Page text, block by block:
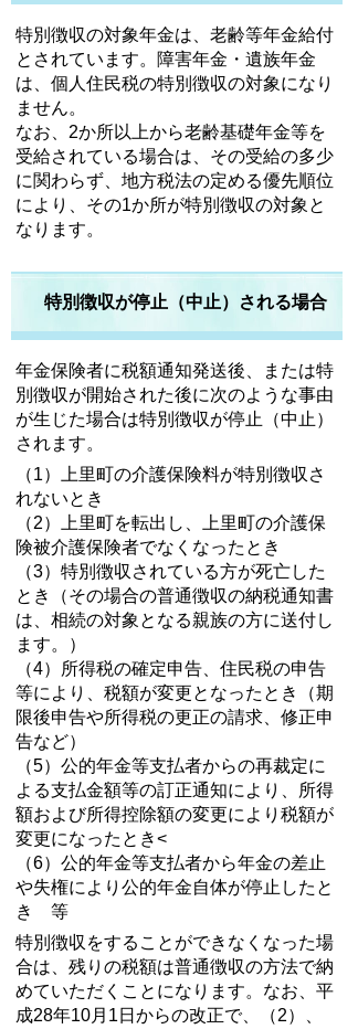
特別徴収の対象年金は、老齢等年金給付
とされています。障害年金・遺族年金
は、個人住民税の特別徴収の対象になり
ません。
なお、2か所以上から老齢基礎年金等を
受給されている場合は、その受給の多少
に関わらず、地方税法の定める優先順位
により、その1か所が特別徴収の対象と
なります。
特別徴収が停止（中止）される場合
年金保険者に税額通知発送後、または特
別徴収が開始された後に次のような事由
が生じた場合は特別徴収が停止（中止）
されます。
（1）上里町の介護保険料が特別徴収さ
れないとき
（2）上里町を転出し、上里町の介護保
険被介護保険者でなくなったとき
（3）特別徴収されている方が死亡した
とき（その場合の普通徴収の納税通知書
は、相続の対象となる親族の方に送付し
ます。）
（4）所得税の確定申告、住民税の申告
等により、税額が変更となったとき（期
限後申告や所得税の更正の請求、修正申
告など）
（5）公的年金等支払者からの再裁定に
よる支払金額等の訂正通知により、所得
額および所得控除額の変更により税額が
変更になったとき<
（6）公的年金等支払者から年金の差止
や失権により公的年金自体が停止したと
き 等
特別徴収をすることができなくなった場
合は、残りの税額は普通徴収の方法で納
めていただくことになります。なお、平
成28年10月1日からの改正で、（2）、